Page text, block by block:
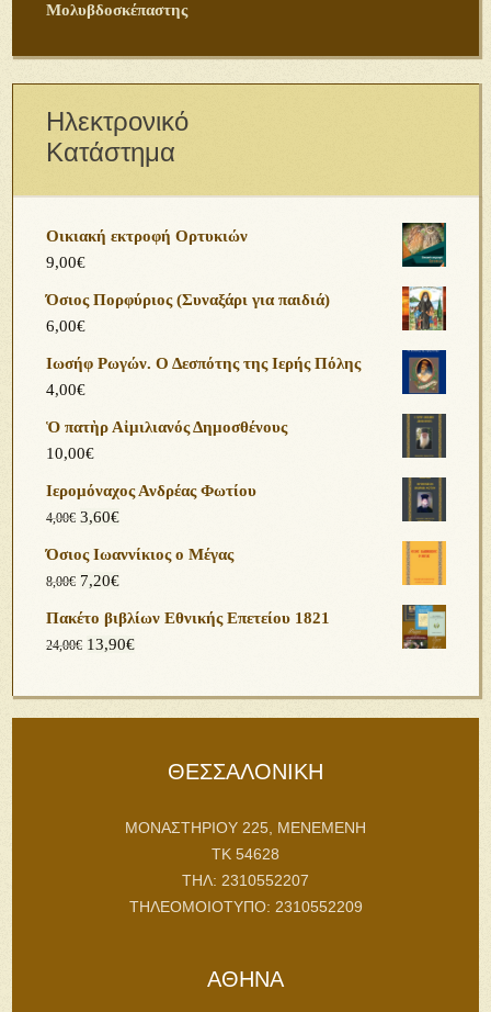
Μολυβδοσκέπαστης
Ηλεκτρονικό
Κατάστημα
Οικιακή εκτροφή Ορτυκιών
9,00€
Όσιος Πορφύριος (Συναξάρι για παιδιά)
6,00€
Ιωσήφ Ρωγών. Ο Δεσπότης της Ιερής Πόλης
4,00€
Ὁ πατὴρ Αἰμιλιανός Δημοσθένους
10,00€
Ιερομόναχος Ανδρέας Φωτίου
4,00€ 3,60€
Όσιος Ιωαννίκιος ο Μέγας
8,00€ 7,20€
Πακέτο βιβλίων Εθνικής Επετείου 1821
24,00€ 13,90€
ΘΕΣΣΑΛΟΝΙΚΗ
ΜΟΝΑΣΤΗΡΙΟΥ 225, ΜΕΝΕΜΕΝΗ
ΤΚ 54628
ΤΗΛ: 2310552207
ΤΗΛΕΟΜΟΙΟΤΥΠΟ: 2310552209
ΑΘΗΝΑ